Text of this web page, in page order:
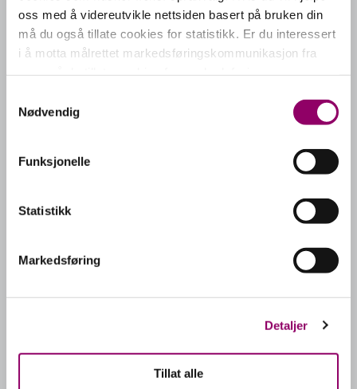
oss med å videreutvikle nettsiden basert på bruken din
må du også tillate cookies for statistikk. Er du interessert
i å motta målrettet markedsføringskommunikasjon fra
Nødvendig
Funksjonelle
Statistikk
Markedsføring
Detaljer
Tillat alle